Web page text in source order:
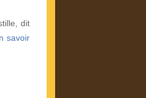
dit
savoir